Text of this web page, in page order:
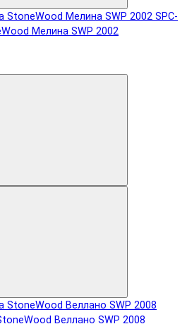
SPC-
Мелина SWP 2002
Веллано SWP 2008